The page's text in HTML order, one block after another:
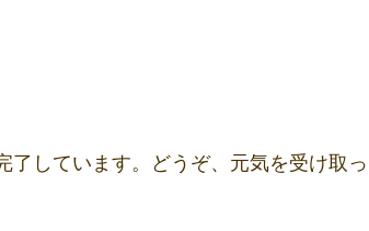
了しています。どうぞ、元気を受け取っ